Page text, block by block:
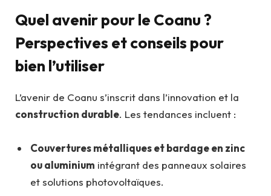
Quel avenir pour le Coanu ?
Perspectives et conseils pour
bien l’utiliser
L’avenir de Coanu s’inscrit dans l’innovation et la
construction durable. Les tendances incluent :
Couvertures métalliques et bardage en zinc
ou aluminium intégrant des panneaux solaires
et solutions photovoltaïques.